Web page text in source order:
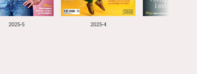
2025-5 2025-4